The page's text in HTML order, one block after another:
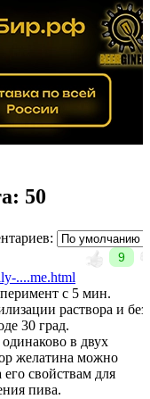
50
9
....me.html
с 5 мин.
раствора и без
30 град.
в двух
желатина можно
свойствам для
пива.